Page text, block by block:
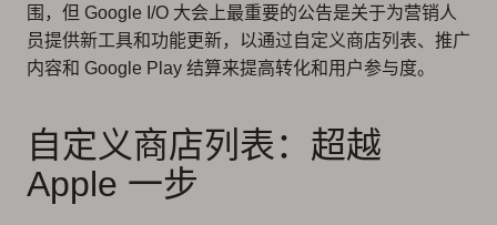
围，但 Google I/O 大会上最重要的公告是关于为营销人
员提供新工具和功能更新，以通过自定义商店列表、推广
内容和 Google Play 结算来提高转化和用户参与度。
自定义商店列表：超越
Apple 一步